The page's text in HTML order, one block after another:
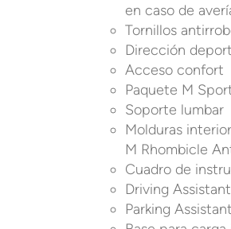
en caso de
Tornillos
Dirección
Acceso confort
Paquete M
Soporte lumbar
Molduras
M Rhombicle
Cuadro de
Driving Assistant
Parking